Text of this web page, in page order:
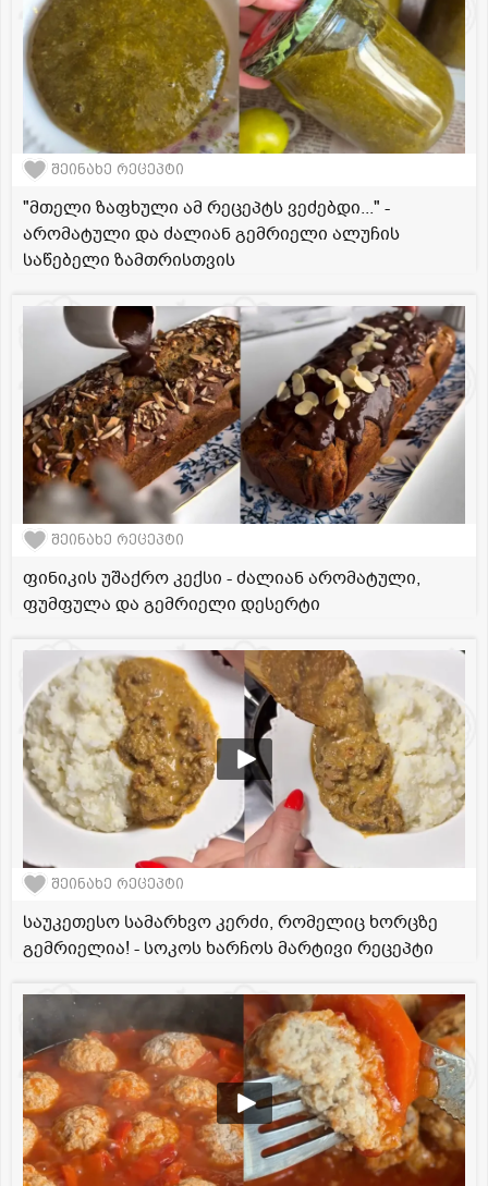
შეინახე რეცეპტი
"მთელი ზაფხული ამ რეცეპტს ვეძებდი..." -
არომატული და ძალიან გემრიელი ალუჩის
საწებელი ზამთრისთვის
შეინახე რეცეპტი
ფინიკის უშაქრო კექსი - ძალიან არომატული,
ფუმფულა და გემრიელი დესერტი
შეინახე რეცეპტი
საუკეთესო სამარხვო კერძი, რომელიც ხორცზე
გემრიელია! - სოკოს ხარჩოს მარტივი რეცეპტი